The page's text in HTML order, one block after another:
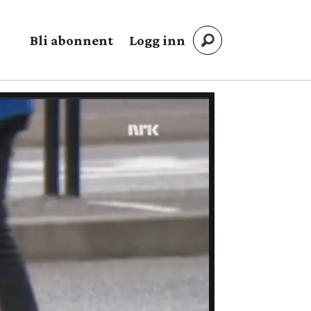
Bli abonnent Logg inn